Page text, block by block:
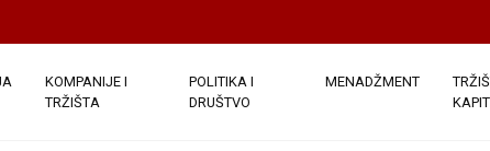
KOMPANIJE I
TRŽIŠTA
POLITIKA I
DRUŠTVO
MENADŽMENT